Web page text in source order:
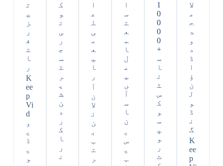
لا
م
ح
د
و
د
ڈ
ا
ؤ
ن
ل
و
ڈ
ن
گ
K
ee
p
1
0
0
0
0
+
س
ا
ئ
ٹ
س
ک
و
س
پ
و
ر
ٹ
ا
س
ت
ع
م
ا
ل
م
ی
ں
آ
س
ا
ن
ب
س
ی
ہ
ا
ع
ل
ی
م
ع
ی
ا
ر
آ
ن
لا
ئ
ن
ب
ہ
ت
ر
ک
و
ئ
ی
ر
ج
س
ٹ
ر
ی
ش
ن
د
ر
ک
ا
ر
ن
ت
ی
ز
ر
ف
ت
ا
ر
K
ee
p
Vi
d
و
ی
ڈ
ی
و